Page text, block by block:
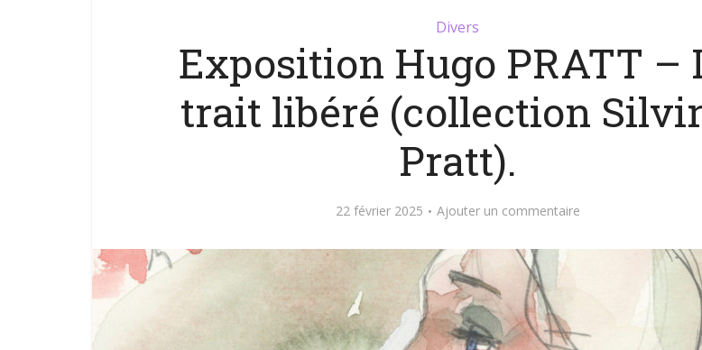
Divers
Exposition Hugo PRATT –
trait libéré (collection
Pratt).
22 février 2025 Ajouter un commentaire